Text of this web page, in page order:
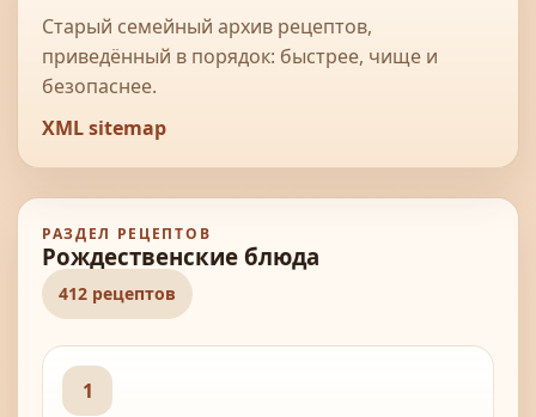
Старый семейный архив рецептов,
приведённый в порядок: быстрее, чище и
безопаснее.
XML sitemap
РАЗДЕЛ РЕЦЕПТОВ
Рождественские блюда
412 рецептов
1